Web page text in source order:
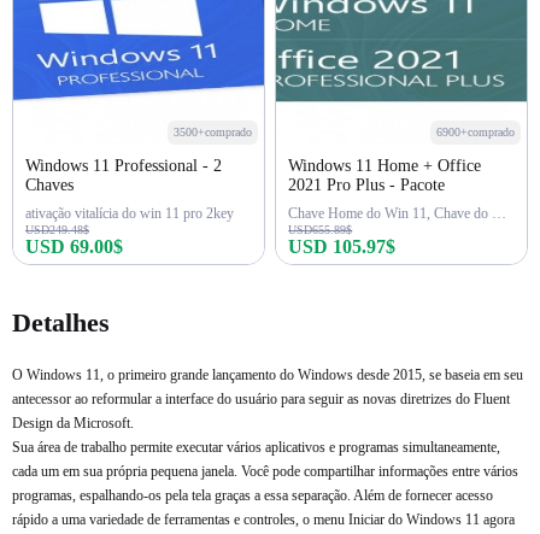
3500+comprado
Windows 11 Professional - 2
Chaves
ativação vitalícia do win 11 pro 2key
USD249.48$
USD 69.00$
6900+comprado
Windows 11 Home + Office
2021 Pro Plus - Pacote
Chave Home do Win 11, Chave do Office 2021 Pro
USD655.89$
USD 105.97$
Detalhes
O Windows 11, o primeiro grande lançamento do Windows desde 2015, se baseia em seu
antecessor ao reformular a interface do usuário para seguir as novas diretrizes do Fluent
Design da Microsoft.
Sua área de trabalho permite executar vários aplicativos e programas simultaneamente,
cada um em sua própria pequena janela. Você pode compartilhar informações entre vários
programas, espalhando-os pela tela graças a essa separação. Além de fornecer acesso
rápido a uma variedade de ferramentas e controles, o menu Iniciar do Windows 11 agora